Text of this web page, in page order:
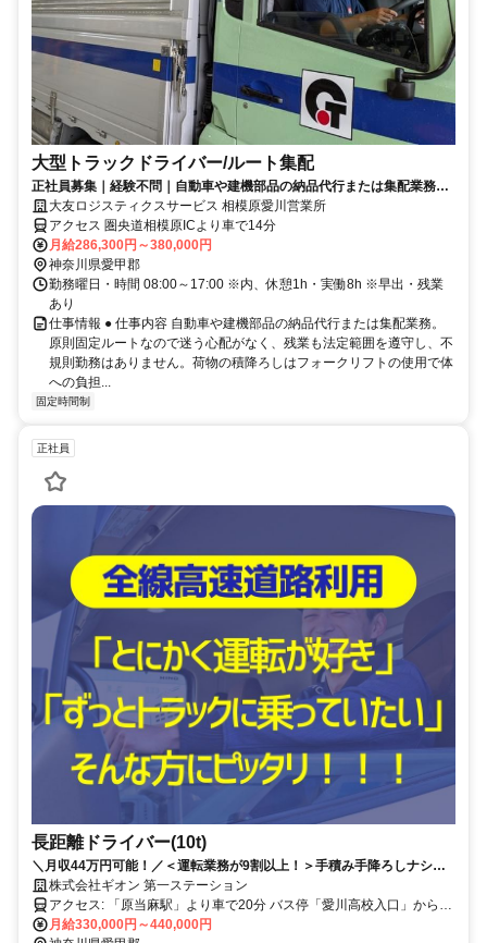
大型トラックドライバー/ルート集配
正社員募集｜経験不問｜自動車や建機部品の納品代行または集配業務が
仕事｜不規則勤務なし
大友ロジスティクスサービス 相模原愛川営業所
アクセス 圏央道相模原ICより車で14分
月給286,300円～380,000円
神奈川県愛甲郡
勤務曜日・時間 08:00～17:00 ※内、休憩1h・実働8h ※早出・残業
あり
仕事情報 ● 仕事内容 自動車や建機部品の納品代行または集配業務。
原則固定ルートなので迷う心配がなく、残業も法定範囲を遵守し、不
規則勤務はありません。荷物の積降ろしはフォークリフトの使用で体
への負担...
固定時間制
正社員
長距離ドライバー(10t)
＼月収44万円可能！／＜運転業務が9割以上！＞手積み手降ろしナシ◎1
人1台専用車◎｜長期休暇OK｜賞与年2回
株式会社ギオン 第一ステーション
アクセス: 「原当麻駅」より車で20分 バス停「愛川高校入口」から徒
歩2分
月給330,000円～440,000円